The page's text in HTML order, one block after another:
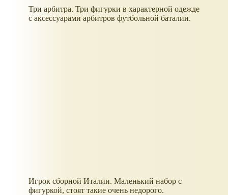
Три арбитра. Три фигурки в характерной одежде
с аксессуарами арбитров футбольной баталии.
Игрок сборной Италии. Маленький набор с
фигуркой, стоят такие очень недорого.